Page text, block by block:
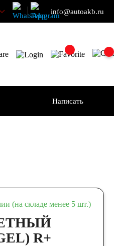
info@autoakb.ru
Написать
(на складе менее 5 шт.)
R+